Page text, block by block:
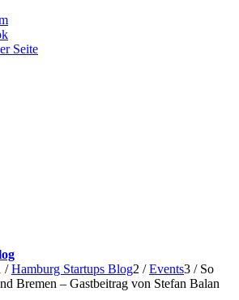
Seite
/ Hamburg Startups Blog2 / Events3 / So
Bremen – Gastbeitrag von Stefan Balan